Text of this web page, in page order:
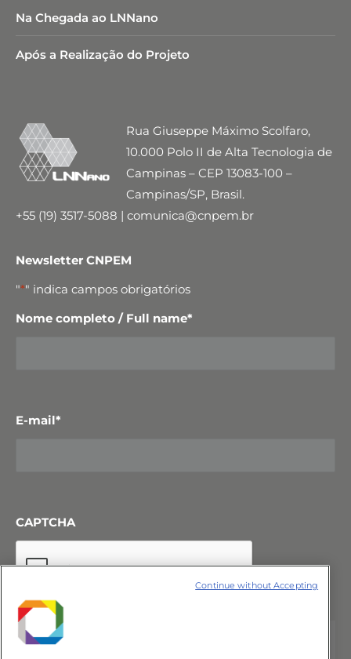
Na Chegada ao LNNano
Após a Realização do Projeto
Rua Giuseppe Máximo Scolfaro,
10.000 Polo II de Alta Tecnologia de
Campinas – CEP 13083-100 –
Campinas/SP, Brasil.
+55 (19) 3517-5088 | comunica@cnpem.br
Newsletter CNPEM
"*" indica campos obrigatórios
Nome completo / Full name*
E-mail*
CAPTCHA
Continue without Accepting